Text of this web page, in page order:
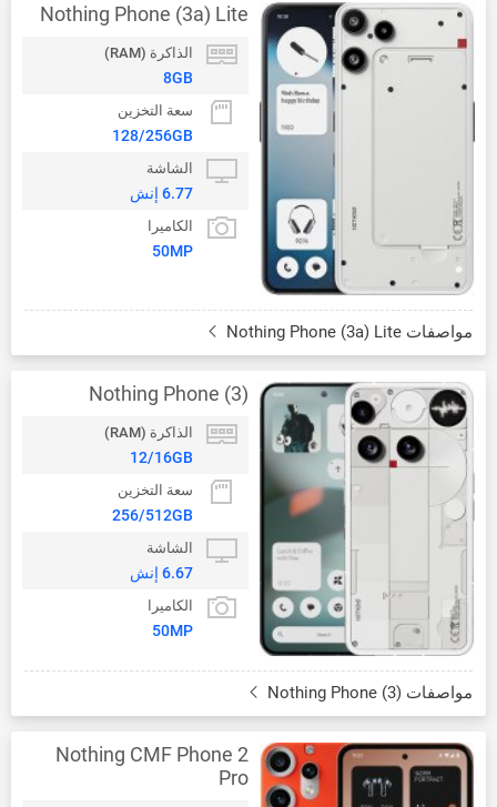
Nothing Phone (3a) Lite
الذاكرة (RAM)
8GB
سعة التخزين
128/256GB
الشاشة
6.77 إنش
الكاميرا
50MP
مواصفات Nothing Phone (3a) Lite
Nothing Phone (3)
الذاكرة (RAM)
12/16GB
سعة التخزين
256/512GB
الشاشة
6.67 إنش
الكاميرا
50MP
مواصفات Nothing Phone (3)
Nothing CMF Phone 2
Pro